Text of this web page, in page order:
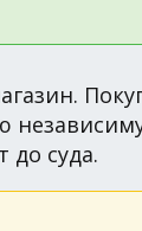
до суда.